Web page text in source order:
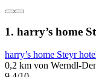
1. harry’s home
harry’s home Steyr
0,2 km von Werndl-